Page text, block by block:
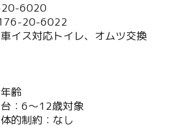
20-6020
20-6022
イス対応トイレ、オムツ交換
齢
：6〜12歳対象
的制約：なし